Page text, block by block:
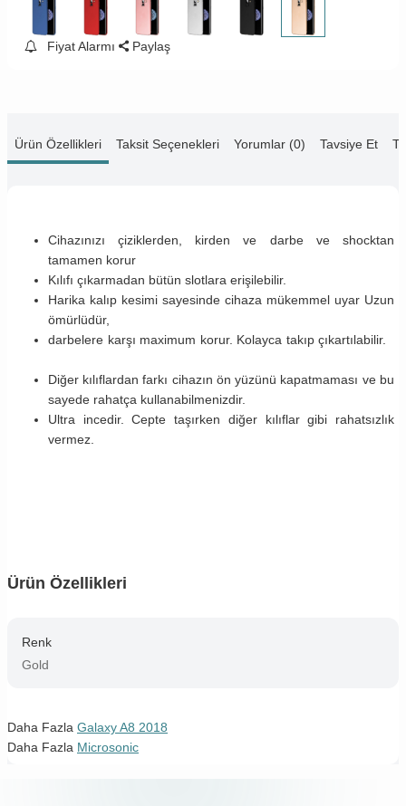
Fiyat Alarmı Paylaş
Ürün Özellikleri Taksit Seçenekleri Yorumlar (0) Tavsiye Et
Cihazınızı çiziklerden, kirden ve darbe ve shocktan
tamamen korur
Kılıfı çıkarmadan bütün slotlara erişilebilir.
Harika kalıp kesimi sayesinde cihaza mükemmel uyar Uzun
ömürlüdür,
darbelere karşı maximum korur. Kolayca takıp çıkartılabilir.
Diğer kılıflardan farkı cihazın ön yüzünü kapatmaması ve bu
sayede rahatça kullanabilmenizdir.
Ultra incedir. Cepte taşırken diğer kılıflar gibi rahatsızlık
vermez.
Ürün Özellikleri
Renk
Gold
Daha Fazla Galaxy A8 2018
Daha Fazla Microsonic